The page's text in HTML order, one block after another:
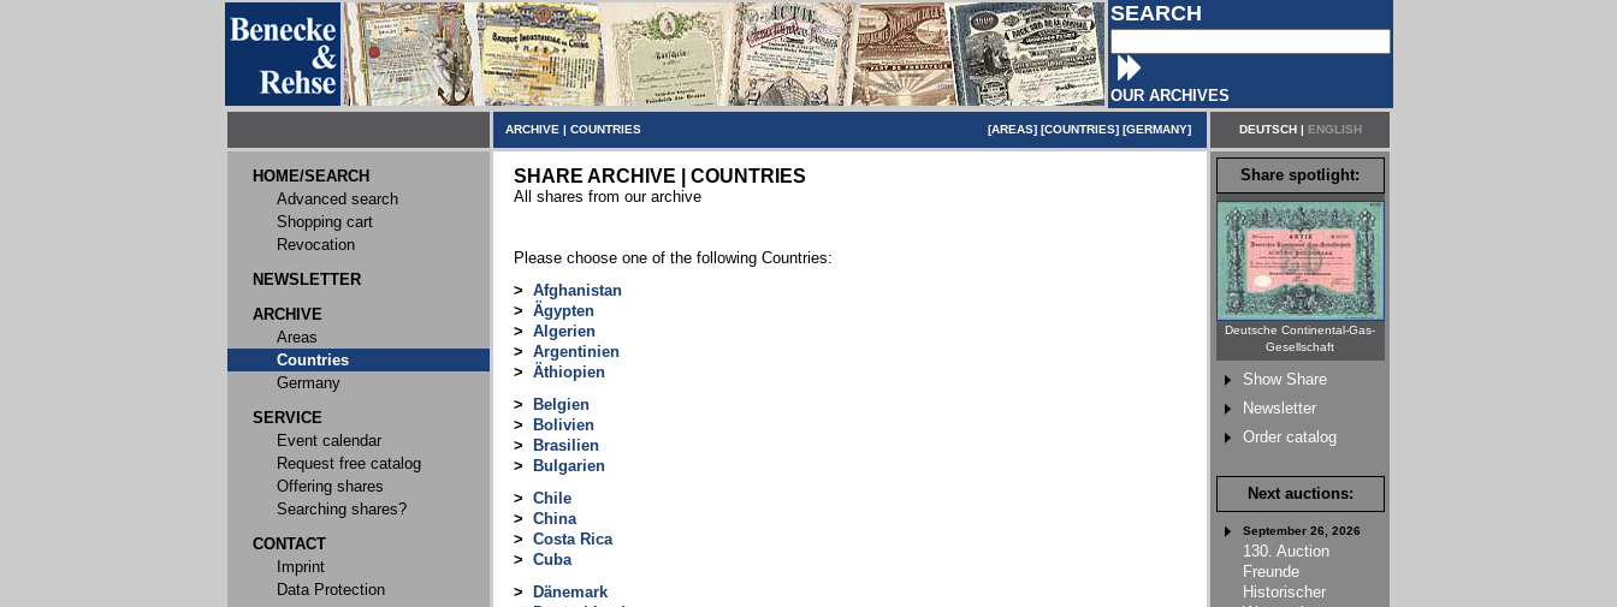
SEARCH
OUR ARCHIVES
ARCHIVE | COUNTRIES [AREAS] [COUNTRIES] [GERMANY] DEUTSCH| ENGLISH
HOME/SEARCH
Advanced search
Shopping cart
Revocation
NEWSLETTER
ARCHIVE
Areas
Countries
Germany
SERVICE
Event calendar
Request free catalog
Offering shares
Searching shares?
CONTACT
Imprint
Data Protection
SHARE ARCHIVE | COUNTRIES
All shares from our archive
Please choose one of the following Countries:
> Afghanistan
> Ägypten
> Algerien
> Argentinien
> Äthiopien
>
Belgien
>
Bolivien
>
Brasilien
>
Bulgarien
> Chile
> China
> Costa Rica
> Cuba
>
Dänemark
Share spotlight:
Deutsche Continental-Gas-
Gesellschaft
Show Share
Newsletter
Order catalog
Next auctions:
September 26, 2026
130. Auction
Freunde
Historischer